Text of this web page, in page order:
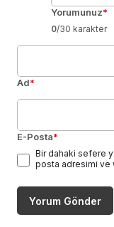
Yorumunuz*
0/30 karakter
Ad*
E-Posta*
Bir dahaki sefere
posta adresimi ve
Yorum Gönder